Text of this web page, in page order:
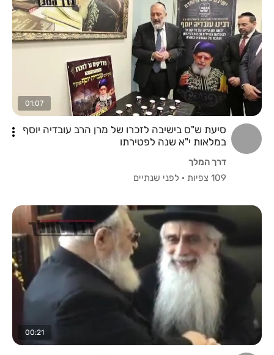
01:07
סיעת ש"ס בישיבה לזכרו של מרן הרב עובדיה יוסף
במלאות י"א שנה לפטירתו
דרך המלך
109 צפיות
· לפני שנתיים
00:21